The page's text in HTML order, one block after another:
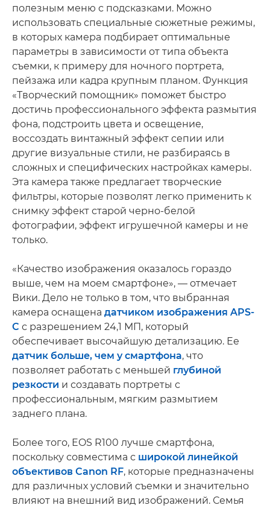
полезным меню с подсказками. Можно
использовать специальные сюжетные режимы,
в которых камера подбирает оптимальные
параметры в зависимости от типа объекта
съемки, к примеру для ночного портрета,
пейзажа или кадра крупным планом. Функция
«Творческий помощник» поможет быстро
достичь профессионального эффекта размытия
фона, подстроить цвета и освещение,
воссоздать винтажный эффект сепии или
другие визуальные стили, не разбираясь в
сложных и специфических настройках камеры.
Эта камера также предлагает творческие
фильтры, которые позволят легко применить к
снимку эффект старой черно-белой
фотографии, эффект игрушечной камеры и не
только.
«Качество изображения оказалось гораздо
выше, чем на моем смартфоне», — отмечает
Вики. Дело не только в том, что выбранная
камера оснащена датчиком изображения APS-
C с разрешением 24,1 МП, который
обеспечивает высочайшую детализацию. Ее
датчик больше, чем у смартфона, что
позволяет работать с меньшей глубиной
резкости и создавать портреты с
профессиональным, мягким размытием
заднего плана.
Более того, EOS R100 лучше смартфона,
поскольку совместима с широкой линейкой
объективов Canon RF, которые предназначены
для различных условий съемки и значительно
влияют на внешний вид изображений. Семья